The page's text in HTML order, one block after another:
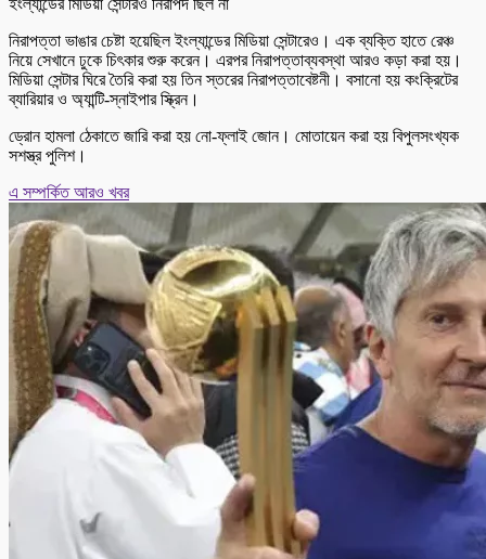
ইংল্যান্ডের মিডিয়া সেন্টারও নিরাপদ ছিল না
নিরাপত্তা ভাঙার চেষ্টা হয়েছিল ইংল্যান্ডের মিডিয়া সেন্টারেও। এক ব্যক্তি হাতে রেঞ্চ
নিয়ে সেখানে ঢুকে চিৎকার শুরু করেন। এরপর নিরাপত্তাব্যবস্থা আরও কড়া করা হয়।
মিডিয়া সেন্টার ঘিরে তৈরি করা হয় তিন স্তরের নিরাপত্তাবেষ্টনী। বসানো হয় কংক্রিটের
ব্যারিয়ার ও অ্যান্টি-স্নাইপার স্ক্রিন।
ড্রোন হামলা ঠেকাতে জারি করা হয় নো-ফ্লাই জোন। মোতায়েন করা হয় বিপুলসংখ্যক
সশস্ত্র পুলিশ।
এ সম্পর্কিত আরও খবর